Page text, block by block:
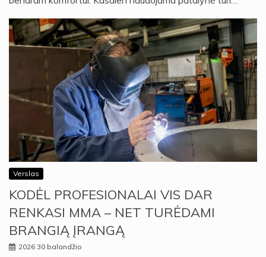
Verslas
KODĖL PROFESIONALAI VIS DAR
RENKASI MMA – NET TURĖDAMI
BRANGIĄ ĮRANGĄ
2026 30 balandžio